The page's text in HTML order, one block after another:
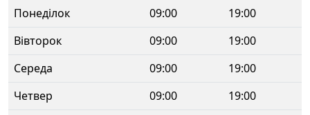
Понеділок 09:00
19:00
Вівторок
09:00
19:00
Середа
09:00
19:00
Четвер
09:00
19:00